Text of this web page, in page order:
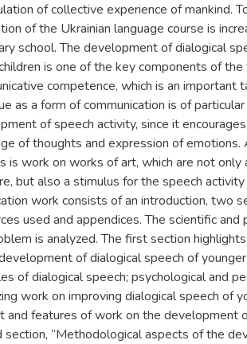
of collective experience of mankind.
of the Ukrainian language course is
school. The development of dialogical
is one of the key components of
competence, which is an important
as a form of communication is of
of speech activity, since it
of thoughts and expression of emotions.
is work on works of art, which are not only
but also a stimulus for the speech activity
work consists of an introduction, two
used and appendices. The scientific
is analyzed. The first section
of dialogical speech of
of dialogical speech; psychological and
work on improving dialogical speech of
and features of work on the development
section, “Methodological aspects of the